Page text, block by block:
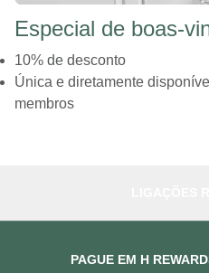
Especial de boas-
10% de desconto
Única e diretamente
membros
PAGUE EM H